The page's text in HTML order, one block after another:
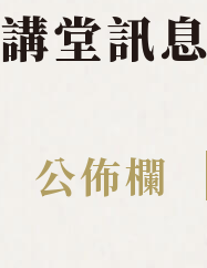
講堂訊息
公佈欄